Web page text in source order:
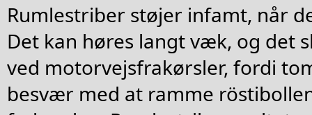
Rumlestriber støjer infamt, når
Det kan høres langt væk, og det
ved motorvejsfrakørsler, fordi
besvær med at ramme